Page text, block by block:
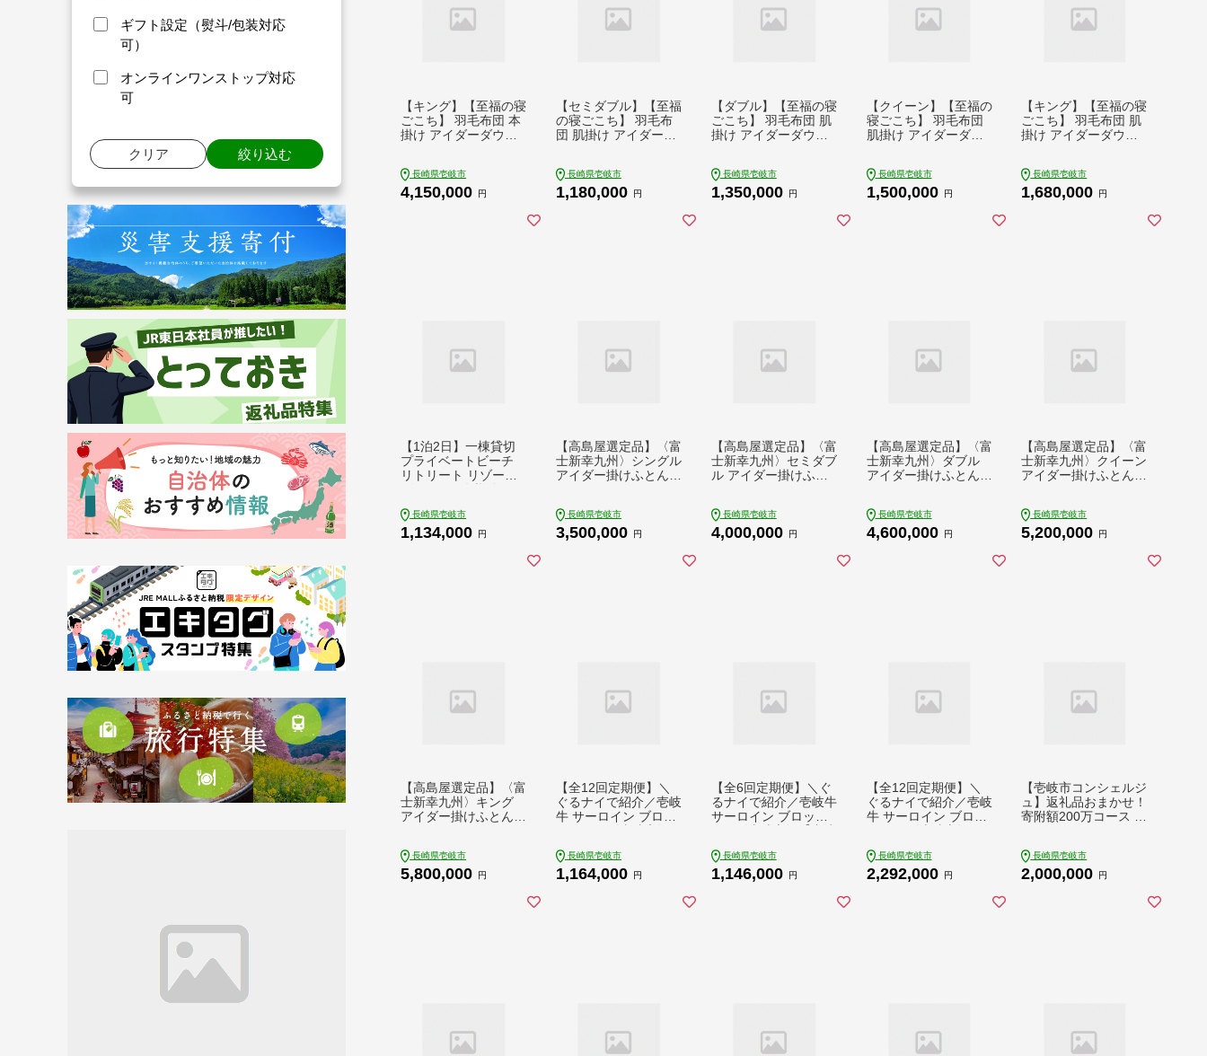
ギフト設定（熨斗/包装対応
可）
オンラインワンストップ対応
可
クリア 絞り込む
【キング】【至福の寝
ごこち】 羽毛布団 本
掛け アイダーダウン×
【富士新幸九州】[JD
H082] アイダーダウン
長崎県壱岐市
4,150,000 円
【セミダブル】【至福
の寝ごこち】 羽毛布
団 肌掛け アイダーダ
岐市》【富士新幸九
州】 [JDH084] アイダ
長崎県壱岐市
1,180,000 円
【ダブル】【至福の寝
ごこち】 羽毛布団 肌
掛け アイダーダウン×
【富士新幸九州】 [JD
H085] アイダーダウン
長崎県壱岐市
1,350,000 円
【クイーン】【至福の
寝ごこち】 羽毛布団
肌掛け アイダーダウ
市》【富士新幸九州】
[JDH086] アイダーダ
長崎県壱岐市
1,500,000 円
【キング】【至福の寝
ごこち】 羽毛布団 肌
掛け アイダーダウン×
【富士新幸九州】 [JD
H087] アイダーダウン
長崎県壱岐市
1,680,000 円
【1泊2日】一棟貸切
プライベートビーチ
リトリート リゾート
りとまる】 [JFA001]
1000000 1000000円
長崎県壱岐市
1,134,000 円
【高島屋選定品】〈富
士新幸九州〉シングル
アイダー掛けふとん
ン95％ 《壱岐市》 羽
毛 寝具 羽毛布団 アイ
長崎県壱岐市
3,500,000 円
【高島屋選定品】〈富
士新幸九州〉セミダブ
ル アイダー掛けふと
ウン95％ 《壱岐市》
羽毛 寝具 羽毛布団 ア
長崎県壱岐市
4,000,000 円
【高島屋選定品】〈富
士新幸九州〉ダブル
アイダー掛けふとん
ン95％ 《壱岐市》 羽
毛 寝具 羽毛布団 アイ
長崎県壱岐市
4,600,000 円
【高島屋選定品】〈富
士新幸九州〉クイーン
アイダー掛けふとん
ン95％ 《壱岐市》 羽
毛 寝具 羽毛布団 アイ
長崎県壱岐市
5,200,000 円
【高島屋選定品】〈富
士新幸九州〉キング
アイダー掛けふとん
ン95％ 《壱岐市》 羽
毛 寝具 羽毛布団 アイ
長崎県壱岐市
5,800,000 円
【全12回定期便】＼
ぐるナイで紹介／壱岐
牛 サーロイン ブロッ
サーロイン ステーキ
焼肉 BBQ 牛肉 肉 サ
長崎県壱岐市
1,164,000 円
【全6回定期便】＼ぐ
るナイで紹介／壱岐牛
サーロイン ブロック
イン ステーキ 焼肉 B
BQ 牛肉 肉 サーロイ
長崎県壱岐市
1,146,000 円
【全12回定期便】＼
ぐるナイで紹介／壱岐
牛 サーロイン ブロッ
サーロイン ステーキ
焼肉 BBQ 牛肉 肉 サ
長崎県壱岐市
2,292,000 円
【壱岐市コンシェルジ
ュ】返礼品おまかせ！
寄附額200万コース [J
長崎県壱岐市
2,000,000 円